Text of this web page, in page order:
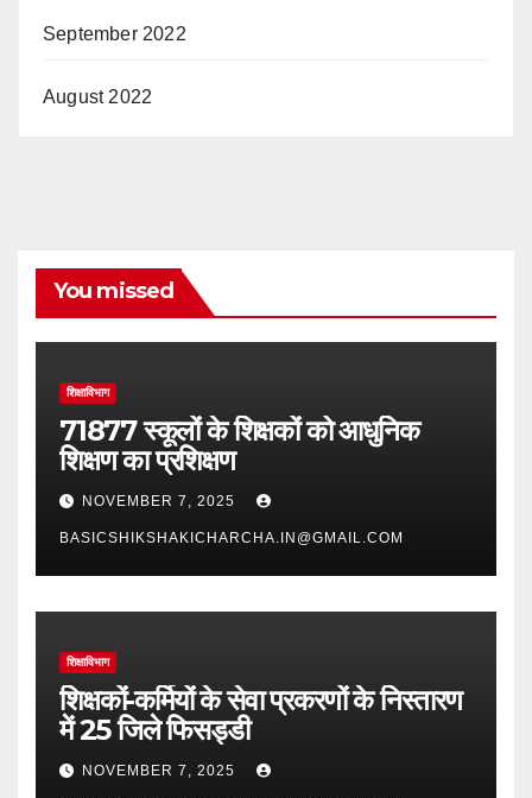
September 2022
August 2022
You missed
शिक्षाविभाग
71877 स्कूलों के शिक्षकों को आधुनिक
शिक्षण का प्रशिक्षण
NOVEMBER 7, 2025
BASICSHIKSHAKICHARCHA.IN@GMAIL.COM
शिक्षाविभाग
शिक्षकों-कर्मियों के सेवा प्रकरणों के निस्तारण
में 25 जिले फिसड्डी
NOVEMBER 7, 2025